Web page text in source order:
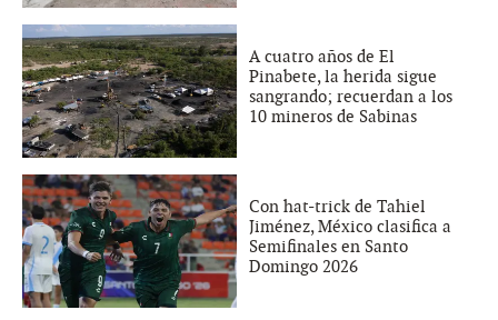
A cuatro años de El
Pinabete, la herida sigue
sangrando; recuerdan a los
10 mineros de Sabinas
Con hat-trick de Tahiel
Jiménez, México clasifica a
Semifinales en Santo
Domingo 2026